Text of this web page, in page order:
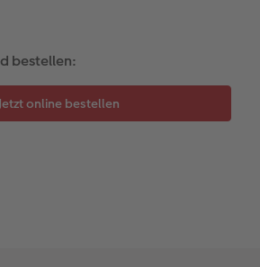
Book «Art Collection»
bestellen: